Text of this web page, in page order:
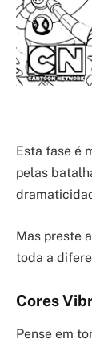
Esta fase é
pelas
Mas preste
toda a
Cores
Pense em